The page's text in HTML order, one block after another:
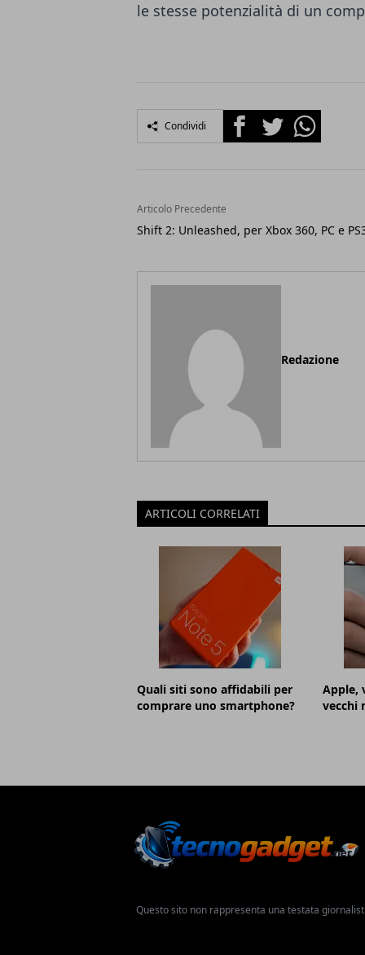
le stesse potenzialità di un
Condividi FacebookTwitterWhatsapp
Articolo Precedente
Shift 2: Unleashed, per Xbox 360, PC e
Redazione
ARTICOLI CORRELATI
Quali siti sono affidabili per
comprare uno smartphone?
Apple,
vecchi
Questo sito non rappresenta una testata